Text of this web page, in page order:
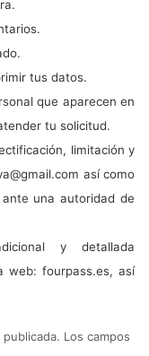
tus datos.
que aparecen en
tu solicitud.
limitación y
así como
una autoridad de
y detallada
web: fourpass.es, así
Los campos